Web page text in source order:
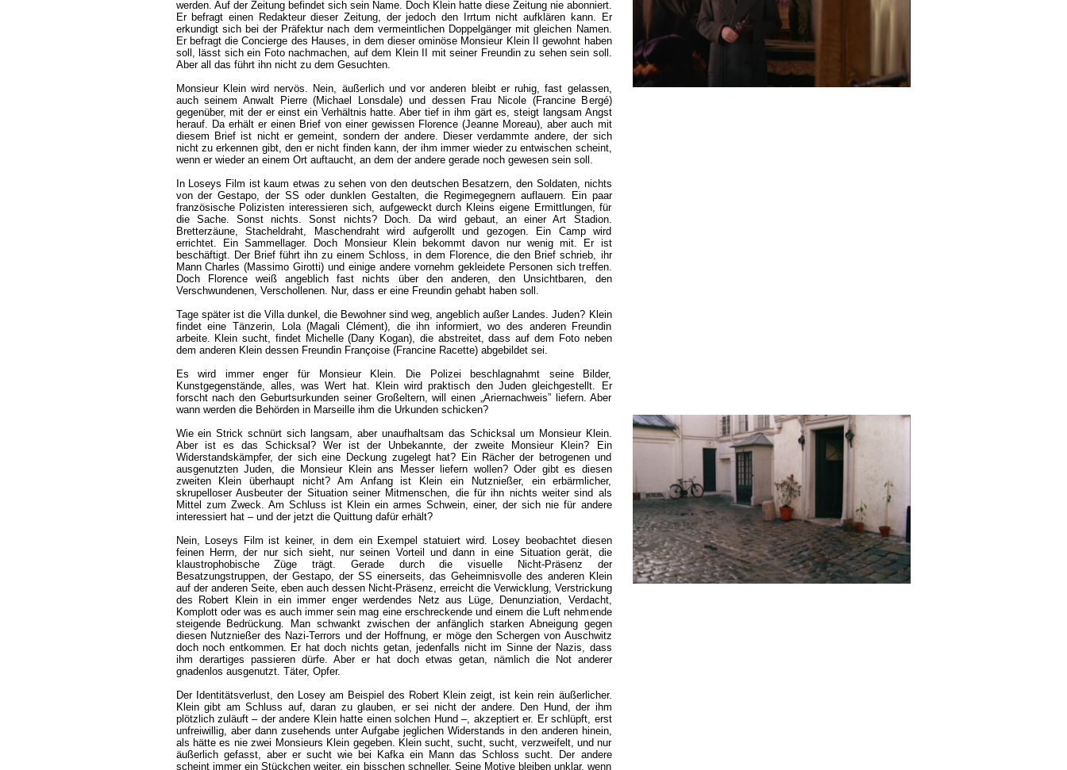
werden. Auf der Zeitung befindet sich sein Name. Doch Klein hatte diese Zeitung nie abonniert.
Er befragt einen Redakteur dieser Zeitung, der jedoch den Irrtum nicht aufklären kann. Er
erkundigt sich bei der Präfektur nach dem vermeintlichen Doppelgänger mit gleichen Namen.
Er befragt die Concierge des Hauses, in dem dieser ominöse Monsieur Klein II gewohnt haben
soll, lässt sich ein Foto nachmachen, auf dem Klein II mit seiner Freundin zu sehen sein soll.
Aber all das führt ihn nicht zu dem Gesuchten.
Monsieur Klein wird nervös. Nein, äußerlich und vor anderen bleibt er ruhig, fast gelassen,
auch seinem Anwalt Pierre (Michael Lonsdale) und dessen Frau Nicole (Francine Bergé)
gegenüber, mit der er einst ein Verhältnis hatte. Aber tief in ihm gärt es, steigt langsam Angst
herauf. Da erhält er einen Brief von einer gewissen Florence (Jeanne Moreau), aber auch mit
diesem Brief ist nicht er gemeint, sondern der andere. Dieser verdammte andere, der sich
nicht zu erkennen gibt, den er nicht finden kann, der ihm immer wieder zu entwischen scheint,
wenn er wieder an einem Ort auftaucht, an dem der andere gerade noch gewesen sein soll.
In Loseys Film ist kaum etwas zu sehen von den deutschen Besatzern, den Soldaten, nichts
von der Gestapo, der SS oder dunklen Gestalten, die Regimegegnern auflauern. Ein paar
französische Polizisten interessieren sich, aufgeweckt durch Kleins eigene Ermittlungen, für
die Sache. Sonst nichts. Sonst nichts? Doch. Da wird gebaut, an einer Art Stadion.
Bretterzäune, Stacheldraht, Maschendraht wird aufgerollt und gezogen. Ein Camp wird
errichtet. Ein Sammellager. Doch Monsieur Klein bekommt davon nur wenig mit. Er ist
beschäftigt. Der Brief führt ihn zu einem Schloss, in dem Florence, die den Brief schrieb, ihr
Mann Charles (Massimo Girotti) und einige andere vornehm gekleidete Personen sich treffen.
Doch Florence weiß angeblich fast nichts über den anderen, den Unsichtbaren, den
Verschwundenen, Verschollenen. Nur, dass er eine Freundin gehabt haben soll.
Tage später ist die Villa dunkel, die Bewohner sind weg, angeblich außer Landes. Juden? Klein
findet eine Tänzerin, Lola (Magali Clément), die ihn informiert, wo des anderen Freundin
arbeite. Klein sucht, findet Michelle (Dany Kogan), die abstreitet, dass auf dem Foto neben
dem anderen Klein dessen Freundin Françoise (Francine Racette) abgebildet sei.
Es wird immer enger für Monsieur Klein. Die Polizei beschlagnahmt seine Bilder,
Kunstgegenstände, alles, was Wert hat. Klein wird praktisch den Juden gleichgestellt. Er
forscht nach den Geburtsurkunden seiner Großeltern, will einen „Ariernachweis” liefern. Aber
wann werden die Behörden in Marseille ihm die Urkunden schicken?
Wie ein Strick schnürt sich langsam, aber unaufhaltsam das Schicksal um Monsieur Klein.
Aber ist es das Schicksal? Wer ist der Unbekannte, der zweite Monsieur Klein? Ein
Widerstandskämpfer, der sich eine Deckung zugelegt hat? Ein Rächer der betrogenen und
ausgenutzten Juden, die Monsieur Klein ans Messer liefern wollen? Oder gibt es diesen
zweiten Klein überhaupt nicht? Am Anfang ist Klein ein Nutznießer, ein erbärmlicher,
skrupelloser Ausbeuter der Situation seiner Mitmenschen, die für ihn nichts weiter sind als
Mittel zum Zweck. Am Schluss ist Klein ein armes Schwein, einer, der sich nie für andere
interessiert hat – und der jetzt die Quittung dafür erhält?
Nein, Loseys Film ist keiner, in dem ein Exempel statuiert wird. Losey beobachtet diesen
feinen Herrn, der nur sich sieht, nur seinen Vorteil und dann in eine Situation gerät, die
klaustrophobische Züge trägt. Gerade durch die visuelle Nicht-Präsenz der
Besatzungstruppen, der Gestapo, der SS einerseits, das Geheimnisvolle des anderen Klein
auf der anderen Seite, eben auch dessen Nicht-Präsenz, erreicht die Verwicklung, Verstrickung
des Robert Klein in ein immer enger werdendes Netz aus Lüge, Denunziation, Verdacht,
Komplott oder was es auch immer sein mag eine erschreckende und einem die Luft nehmende
steigende Bedrückung. Man schwankt zwischen der anfänglich starken Abneigung gegen
diesen Nutznießer des Nazi-Terrors und der Hoffnung, er möge den Schergen von Auschwitz
doch noch entkommen. Er hat doch nichts getan, jedenfalls nicht im Sinne der Nazis, dass
ihm derartiges passieren dürfe. Aber er hat doch etwas getan, nämlich die Not anderer
gnadenlos ausgenutzt. Täter, Opfer.
Der Identitätsverlust, den Losey am Beispiel des Robert Klein zeigt, ist kein rein äußerlicher.
Klein gibt am Schluss auf, daran zu glauben, er sei nicht der andere. Den Hund, der ihm
plötzlich zuläuft – der andere Klein hatte einen solchen Hund –, akzeptiert er. Er schlüpft, erst
unfreiwillig, aber dann zusehends unter Aufgabe jeglichen Widerstands in den anderen hinein,
als hätte es nie zwei Monsieurs Klein gegeben. Klein sucht, sucht, sucht, verzweifelt, und nur
äußerlich gefasst, aber er sucht wie bei Kafka ein Mann das Schloss sucht. Der andere
scheint immer ein Stückchen weiter, ein bisschen schneller. Seine Motive bleiben unklar, wenn